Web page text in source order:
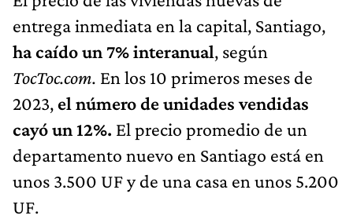
entrega inmediata en la capital, Santiago,
ha caído un 7% interanual, según
TocToc.com. En los 10 primeros meses de
2023, el número de unidades vendidas
cayó un 12%. El precio promedio de un
departamento nuevo en Santiago está en
unos 3.500 UF y de una casa en unos 5.200
UF.